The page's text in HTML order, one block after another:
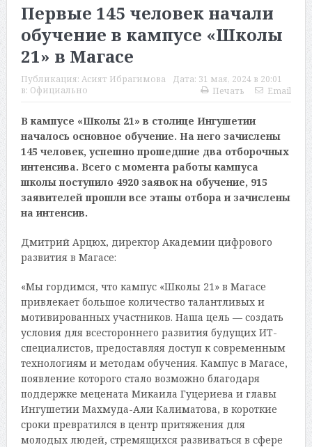
Первые 145 человек начали
обучение в кампусе «Школы
21» в Магасе
Публикация: Асият Ибрагимова Дата: 31 мая, 2024 в 20:01
в: Официально Печать Email
В кампусе «Школы 21» в столице Ингушетии
началось основное обучение. На него зачислены
145 человек, успешно прошедшие два отборочных
интенсива. Всего с момента работы кампуса
школы поступило 4920 заявок на обучение, 915
заявителей прошли все этапы отбора и зачислены
на интенсив.
Дмитрий Арцюх, директор Академии цифрового
развития в Магасе:
«Мы гордимся, что кампус «Школы 21» в Магасе
привлекает большое количество талантливых и
мотивированных участников. Наша цель — создать
условия для всестороннего развития будущих ИТ-
специалистов, предоставляя доступ к современным
технологиям и методам обучения. Кампус в Магасе,
появление которого стало возможно благодаря
поддержке мецената Микаила Гуцериева и главы
Ингушетии Махмуда-Али Калиматова, в короткие
сроки превратился в центр притяжения для
молодых людей, стремящихся развиваться в сфере